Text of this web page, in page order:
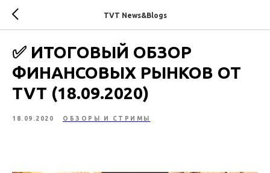
TVT News&Blogs
​​​​​​​​​​​​​​​​​​✅ ИТОГОВЫЙ ОБЗОР
ФИНАНСОВЫХ РЫНКОВ ОТ
TVT (18.09.2020)
18.09.2020 ОБЗОРЫ И СТРИМЫ